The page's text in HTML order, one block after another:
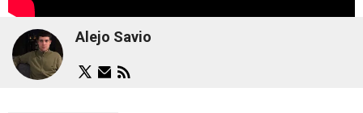
Alejo Savio